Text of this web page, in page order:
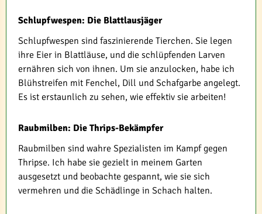
Schlupfwespen: Die Blattlausjäger
Schlupfwespen sind faszinierende Tierchen. Sie legen
ihre Eier in Blattläuse, und die schlüpfenden Larven
ernähren sich von ihnen. Um sie anzulocken, habe ich
Blühstreifen mit Fenchel, Dill und Schafgarbe angelegt.
Es ist erstaunlich zu sehen, wie effektiv sie arbeiten!
Raubmilben: Die Thrips-Bekämpfer
Raubmilben sind wahre Spezialisten im Kampf gegen
Thripse. Ich habe sie gezielt in meinem Garten
ausgesetzt und beobachte gespannt, wie sie sich
vermehren und die Schädlinge in Schach halten.